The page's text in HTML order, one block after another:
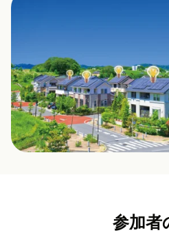
参加者